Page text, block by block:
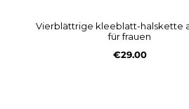
vierblättrige kleeblatt-halskette aus stahl
für frauen
€29.00